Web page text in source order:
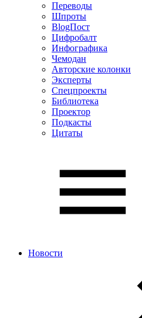
Переводы
Шпроты
BlogПост
Цифробалт
Инфографика
Чемодан
Авторские колонки
Эксперты
Спецпроекты
Библиотека
Проектор
Подкасты
Цитаты
Новости